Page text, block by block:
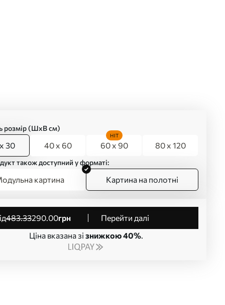
розмір (ШхВ см)
30 40 x 60 60 x 90
HIT
80 x 120
також доступний у форматі:
картина Картина на полотні
від483.33290.00грн
Перейти далі
Ціна вказана зі знижкою 40%.